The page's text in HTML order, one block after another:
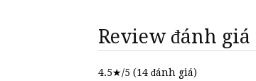
Review đánh giá
4.5★/5 (14 đánh giá)